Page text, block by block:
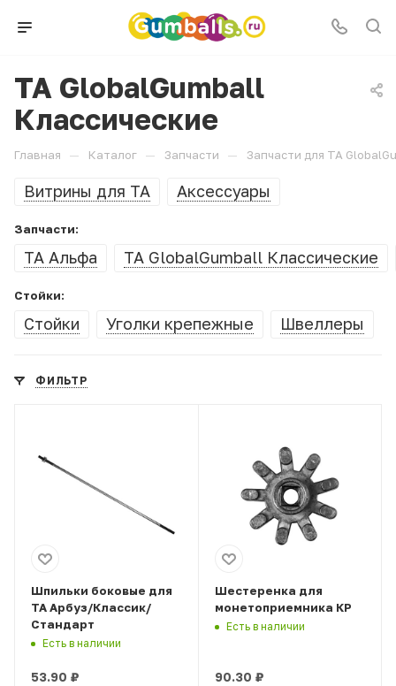
ТА GlobalGumball
Классические
Главная — Каталог — Запчасти — Запчасти для ТА
Витрины для ТА Аксессуары
Запчасти:
ТА Альфа ТА GlobalGumball Классические
Стойки:
Стойки Уголки крепежные Швеллеры
ФИЛЬТР
Шпильки боковые для
ТА Арбуз/Классик/
Стандарт
Есть в наличии
53.90 ₽
Шестеренка для
монетоприемника КР
Есть в наличии
90.30 ₽